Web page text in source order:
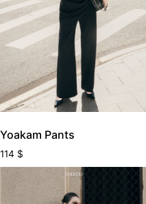
Yoakam Pants
114 $